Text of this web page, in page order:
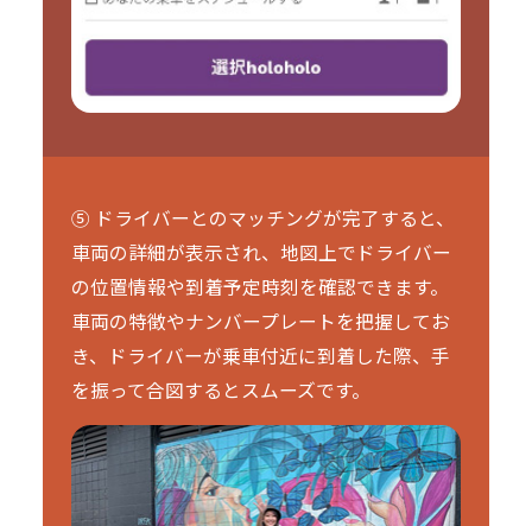
⑤ ドライバーとのマッチングが完了すると、
車両の詳細が表示され、地図上でドライバー
の位置情報や到着予定時刻を確認できます。
車両の特徴やナンバープレートを把握してお
き、ドライバーが乗車付近に到着した際、手
を振って合図するとスムーズです。